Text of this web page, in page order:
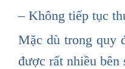
– Không tiếp tục
Mặc dù trong quy
được rất nhiều